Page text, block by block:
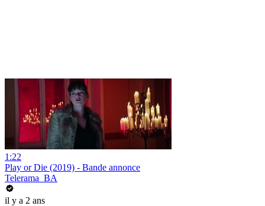
1:22
Play or Die (2019) - Bande annonce
Telerama_BA
il y a 2 ans